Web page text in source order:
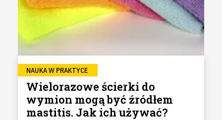
NAUKA W PRAKTYCE
Wielorazowe ścierki do
wymion mogą być źródłem
mastitis. Jak ich używać?